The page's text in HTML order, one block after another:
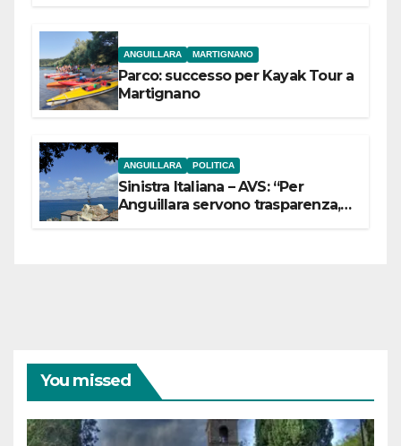
ANGUILLARA MARTIGNANO
Parco: successo per Kayak Tour a
Martignano
ANGUILLARA POLITICA
Sinistra Italiana – AVS: “Per
Anguillara servono trasparenza,
You missed